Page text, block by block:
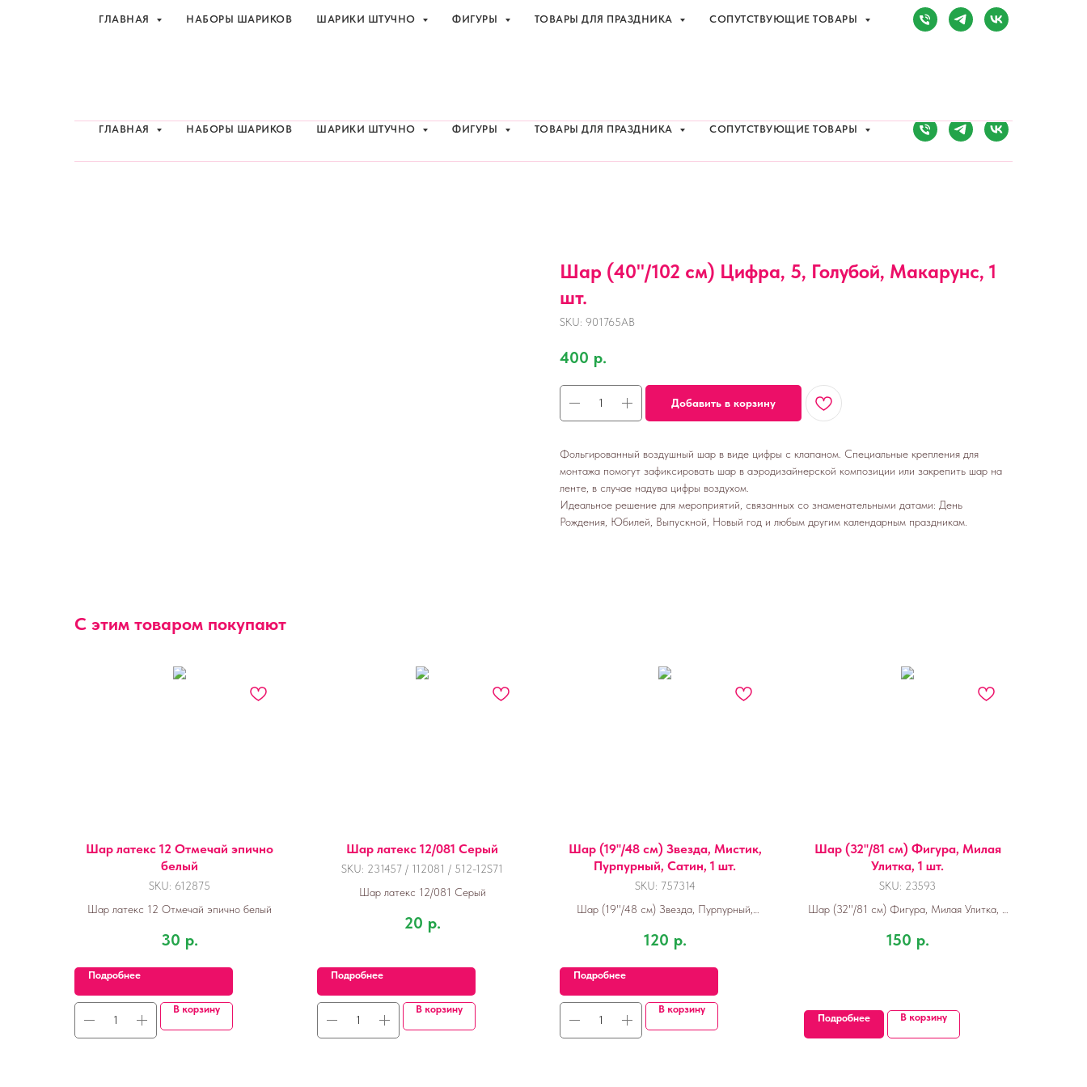
Сочи, Адлер,ул. Мира, д. 14
ГЛАВНАЯ НАБОРЫ ШАРИКОВ ШАРИКИ ШТУЧНО ФИГУРЫ ТОВАРЫ ДЛЯ ПРАЗДНИКА СОПУТСТВУЮЩИЕ ТОВАРЫ
ГЛАВНАЯ НАБОРЫ ШАРИКОВ ШАРИКИ ШТУЧНО ФИГУРЫ ТОВАРЫ ДЛЯ ПРАЗДНИКА СОПУТСТВУЮЩИЕ ТОВАРЫ
Шар (40''/102 см) Цифра, 5, Голубой, Макарунс, 1
шт.
SKU: 901765AB
400 р.
Добавить в корзину
Фольгированный воздушный шар в виде цифры с клапаном. Специальные крепления для
монтажа помогут зафиксировать шар в аэродизайнерской композиции или закрепить шар на
ленте, в случае надува цифры воздухом.
Идеальное решение для мероприятий, связанных со знаменательными датами: День
Рождения, Юбилей, Выпускной, Новый год и любым другим календарным праздникам.
С этим товаром покупают
Шар латекс 12 Отмечай эпично
белый
SKU: 612875
Шар латекс 12 Отмечай эпично белый
30 р.
Подробнее
В корзину
Шар латекс 12/081 Серый
SKU: 231457 / 112081 / 512-12S71
Шар латекс 12/081 Серый
20 р.
Подробнее
В корзину
Шар (19''/48 см) Звезда, Мистик,
Пурпурный, Сатин, 1 шт.
SKU: 757314
Шар (19''/48 см) Звезда, Пурпурный,
120 р.
Подробнее
В корзину
Шар (32''/81 см) Фигура, Милая
Улитка, 1 шт.
SKU: 23593
Шар (32''/81 см) Фигура, Милая Улитка, 1
150 р.
Подробнее В корзину